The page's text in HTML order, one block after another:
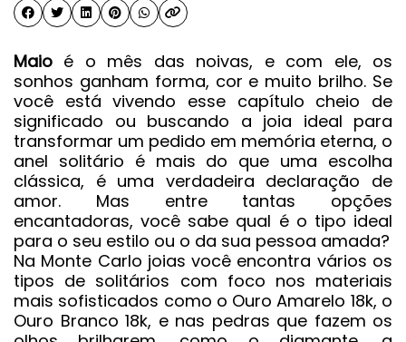
Maio é o mês das noivas, e com ele, os
sonhos ganham forma, cor e muito brilho. Se
você está vivendo esse capítulo cheio de
significado ou buscando a joia ideal para
transformar um pedido em memória eterna, o
anel solitário é mais do que uma escolha
clássica, é uma verdadeira declaração de
amor. Mas entre tantas opções
encantadoras, você sabe qual é o tipo ideal
para o seu estilo ou o da sua pessoa amada?
Na Monte Carlo joias você encontra vários os
tipos de solitários com foco nos materiais
mais sofisticados como o Ouro Amarelo 18k, o
Ouro Branco 18k, e nas pedras que fazem os